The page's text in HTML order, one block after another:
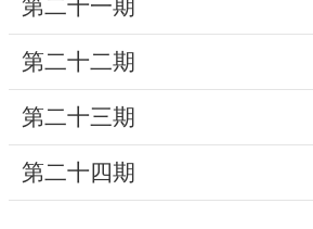
政
府
資
訊
公
開
第二十一期
第二十二期
第二十三期
第二十四期